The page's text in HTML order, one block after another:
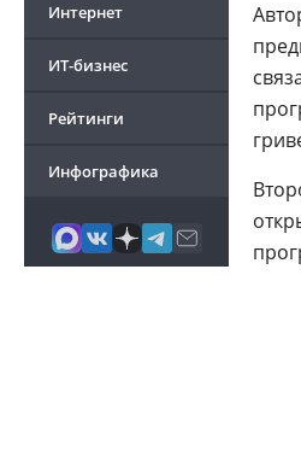
Интернет
ИТ-бизнес
Рейтинги
Инфографика